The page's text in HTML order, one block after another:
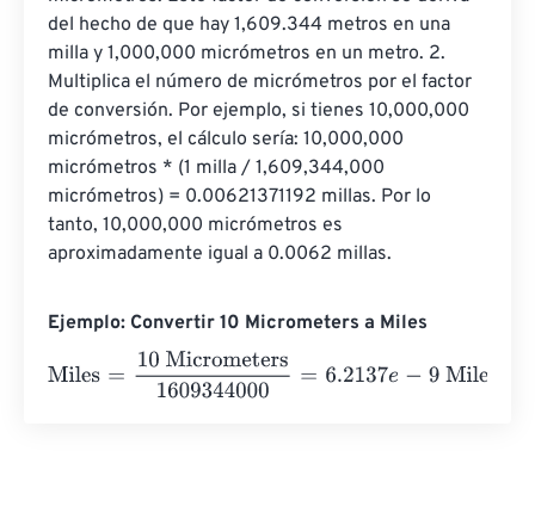
del hecho de que hay 1,609.344 metros en una
milla y 1,000,000 micrómetros en un metro. 2.
Multiplica el número de micrómetros por el factor
de conversión. Por ejemplo, si tienes 10,000,000
micrómetros, el cálculo sería: 10,000,000
micrómetros * (1 milla / 1,609,344,000
micrómetros) = 0.00621371192 millas. Por lo
tanto, 10,000,000 micrómetros es
aproximadamente igual a 0.0062 millas.
Ejemplo: Convertir 10 Micrometers a Miles
Miles
10 Micrometers1609344000= 6.2137 e- 9 Miles